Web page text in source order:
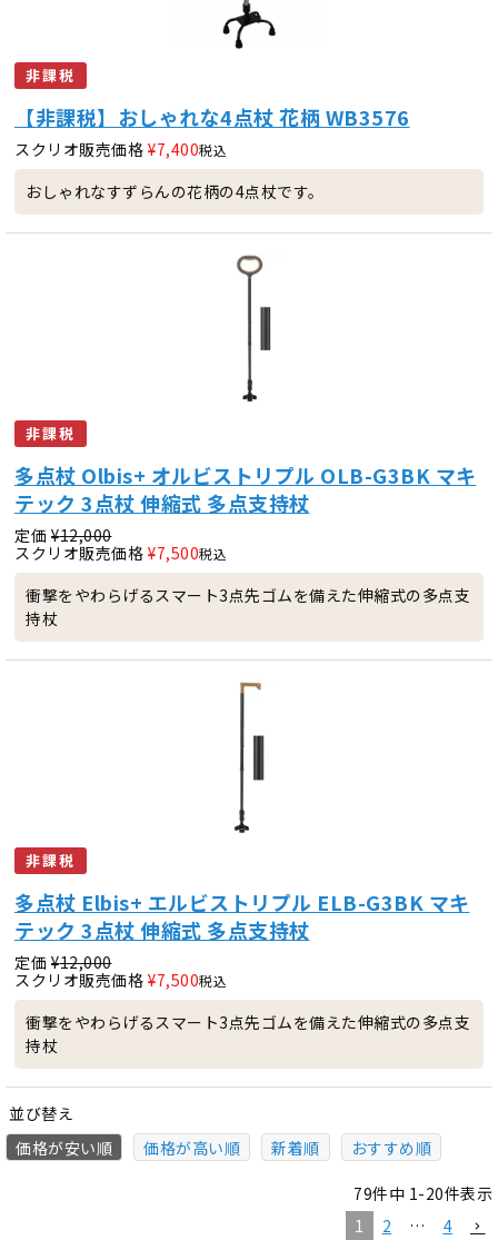
非課税
【非課税】おしゃれな4点杖 花柄 WB3576
スクリオ販売価格 ¥7,400税込
おしゃれなすずらんの花柄の4点杖です。
非課税
多点杖 Olbis+ オルビストリプル OLB-G3BK マキ
テック 3点杖 伸縮式 多点支持杖
定価 ¥12,000
スクリオ販売価格 ¥7,500税込
衝撃をやわらげるスマート3点先ゴムを備えた伸縮式の多点支
持杖
非課税
多点杖 Elbis+ エルビストリプル ELB-G3BK マキ
テック 3点杖 伸縮式 多点支持杖
定価 ¥12,000
スクリオ販売価格 ¥7,500税込
衝撃をやわらげるスマート3点先ゴムを備えた伸縮式の多点支
持杖
並び替え
価格が安い順
価格が高い順 新着順 おすすめ順
79件中 1-20件表示
1
2 … 4